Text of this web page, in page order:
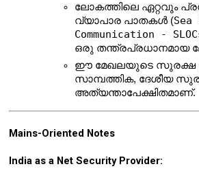
ലോകത്തിലെ ഏറ്റവും
വ്യാപാര പാതകൾ (Sea
Communication -
ഒരു തന്ത്രപ്രധാനമായ
ഈ മേഖലയുടെ സുരക്ഷ
സാമ്പത്തിക, ദേശീയ
അത്യന്താപേക്ഷിതമാണ്.
Mains-Oriented Notes
India as a Net Security Provider: